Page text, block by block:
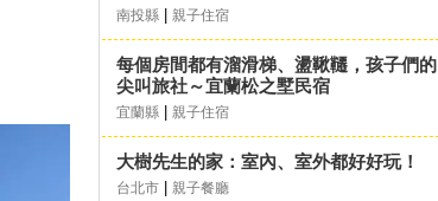
南投縣 親子住宿
每個房間都有溜滑梯、盪鞦韆，孩子們的
尖叫旅社～宜蘭松之墅民宿
宜蘭縣 親子住宿
大樹先生的家：室內、室外都好好玩！
台北市 親子餐廳